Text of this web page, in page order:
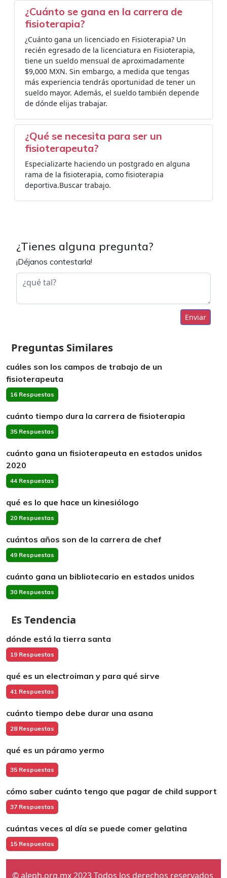
¿Cuánto se gana en la carrera de
fisioterapia?
¿Cuánto gana un licenciado en Fisioterapia? Un
recién egresado de la licenciatura en Fisioterapia,
tiene un sueldo mensual de aproximadamente
$9,000 MXN. Sin embargo, a medida que tengas
más experiencia tendrás oportunidad de tener un
sueldo mayor. Además, el sueldo también depende
de dónde elijas trabajar.
¿Qué se necesita para ser un
fisioterapeuta?
Especializarte haciendo un postgrado en alguna
rama de la fisioterapia, como fisioterapia
deportiva.Buscar trabajo.
¿Tienes alguna pregunta?
¡Déjanos contestarla!
Enviar
Preguntas Similares
cuáles son los campos de trabajo de un
fisioterapeuta
16 Respuestas
cuánto tiempo dura la carrera de fisioterapia
35 Respuestas
cuánto gana un fisioterapeuta en estados unidos
2020
44 Respuestas
qué es lo que hace un kinesiólogo
20 Respuestas
cuántos años son de la carrera de chef
49 Respuestas
cuánto gana un bibliotecario en estados unidos
30 Respuestas
Es Tendencia
dónde está la tierra santa
19 Respuestas
qué es un electroiman y para qué sirve
41 Respuestas
cuánto tiempo debe durar una asana
28 Respuestas
qué es un páramo yermo
35 Respuestas
cómo saber cuánto tengo que pagar de child support
37 Respuestas
cuántas veces al día se puede comer gelatina
15 Respuestas
© aleph.org.mx 2023 Todos los derechos reservados